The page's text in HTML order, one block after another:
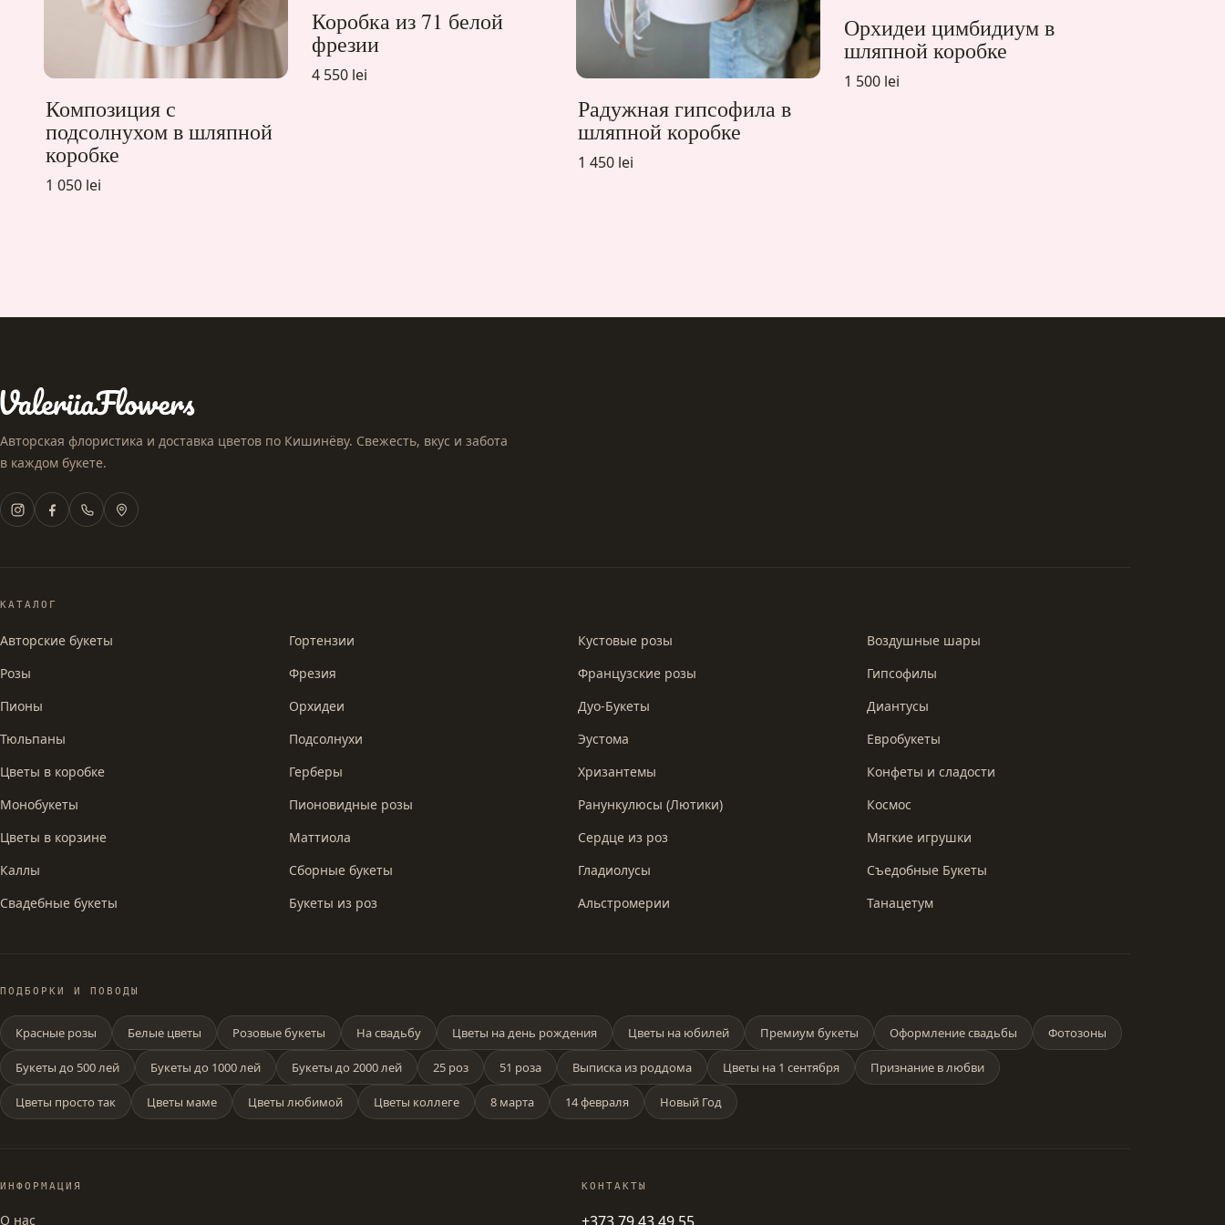
Композиция с
подсолнухом в шляпной
коробке
1 050 lei
Коробка из 71 белой
фрезии
4 550 lei
Радужная гипсофила в
шляпной коробке
1 450 lei
Орхидеи цимбидиум в
шляпной коробке
1 500 lei
Авторская флористика и доставка цветов по Кишинёву. Свежесть, вкус и забота
в каждом букете.
КАТАЛОГ
Авторские букеты
Розы
Пионы
Тюльпаны
Цветы в коробке
Монобукеты
Цветы в корзине
Каллы
Свадебные букеты
Гортензии
Фрезия
Орхидеи
Подсолнухи
Герберы
Пионовидные розы
Маттиола
Сборные букеты
Букеты из роз
Кустовые розы
Французские розы
Дуо-Букеты
Эустома
Хризантемы
Ранункулюсы (Лютики)
Сердце из роз
Гладиолусы
Альстромерии
Воздушные шары
Гипсофилы
Диантусы
Евробукеты
Конфеты и сладости
Космос
Мягкие игрушки
Съедобные Букеты
Танацетум
ПОДБОРКИ И ПОВОДЫ
Красные розы Белые цветы Розовые букеты На свадьбу Цветы на день рождения Цветы на юбилей Премиум букеты Оформление свадьбы Фотозоны
Букеты до 500 лей Букеты до 1000 лей Букеты до 2000 лей 25 роз 51 роза Выписка из роддома Цветы на 1 сентября Признание в любви
Цветы просто так Цветы маме Цветы любимой Цветы коллеге 8 марта 14 февраля Новый Год
ИНФОРМАЦИЯ
О нас
КОНТАКТЫ